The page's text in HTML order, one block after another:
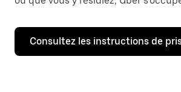
Consultez les instructions de